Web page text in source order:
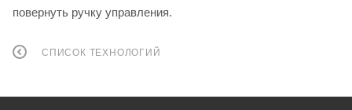
повернуть ручку управления.
СПИСОК ТЕХНОЛОГИЙ